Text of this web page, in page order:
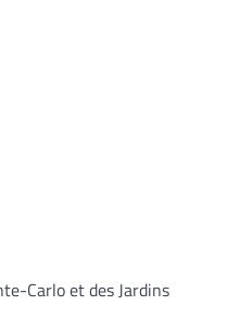
Carlo et des Jardins